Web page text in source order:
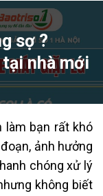
sợ ?
tại nhà mới
làm bạn rất khó
ảnh hưởng
chóng xử lý
không biết